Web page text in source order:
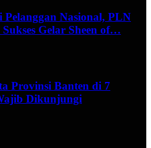
Pelanggan Nasional, PLN
Gelar Sheen of…
Provinsi Banten di 7
Dikunjungi